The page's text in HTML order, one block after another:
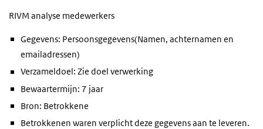
RIVM analyse medewerkers
Gegevens: Persoonsgegevens(Namen, achternamen en
emailadressen)
Verzameldoel: Zie doel verwerking
Bewaartermijn: 7 jaar
Bron: Betrokkene
Betrokkenen waren verplicht deze gegevens aan te leveren.